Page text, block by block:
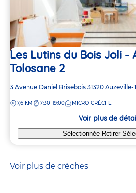
Les Lutins du Bois Joli -
Tolosane 2
Adresse
la
3 Avenue Daniel Brisebois 31320 Auzeville-
DISTANCE
7,6 KM 7:30-19:00 MICRO-CRÈCHE
Voir plus de
Sélectionnée Retirer
Voir plus de crèches